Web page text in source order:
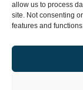
allow us to process
site. Not consenting
features and
LinkedIn
Säkerhet år 2003